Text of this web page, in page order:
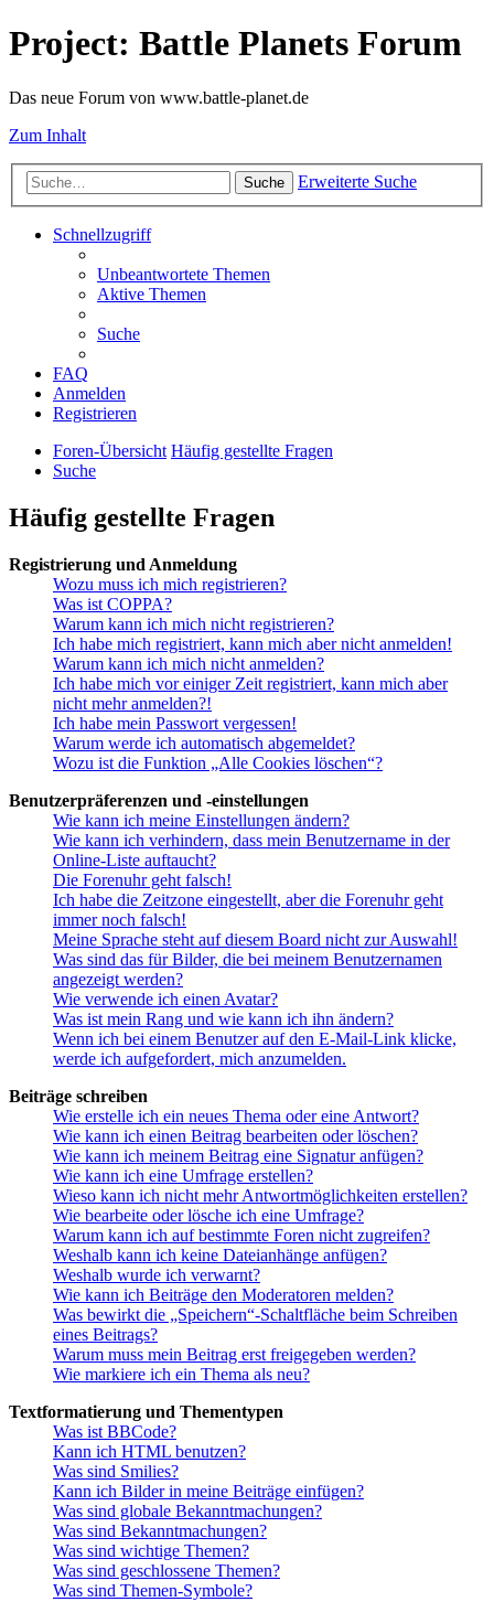
Project: Battle Planets Forum
Das neue Forum von www.battle-planet.de
Zum Inhalt
Suche Erweiterte Suche
Schnellzugriff
Unbeantwortete Themen
Aktive Themen
Suche
FAQ
Anmelden
Registrieren
Foren-Übersicht Häufig gestellte Fragen
Suche
Häufig gestellte Fragen
Registrierung und Anmeldung
Wozu muss ich mich registrieren?
Was ist COPPA?
Warum kann ich mich nicht registrieren?
Ich habe mich registriert, kann mich aber nicht anmelden!
Warum kann ich mich nicht anmelden?
Ich habe mich vor einiger Zeit registriert, kann mich aber
nicht mehr anmelden?!
Ich habe mein Passwort vergessen!
Warum werde ich automatisch abgemeldet?
Wozu ist die Funktion „Alle Cookies löschen“?
Benutzerpräferenzen und -einstellungen
Wie kann ich meine Einstellungen ändern?
Wie kann ich verhindern, dass mein Benutzername in der
Online-Liste auftaucht?
Die Forenuhr geht falsch!
Ich habe die Zeitzone eingestellt, aber die Forenuhr geht
immer noch falsch!
Meine Sprache steht auf diesem Board nicht zur Auswahl!
Was sind das für Bilder, die bei meinem Benutzernamen
angezeigt werden?
Wie verwende ich einen Avatar?
Was ist mein Rang und wie kann ich ihn ändern?
Wenn ich bei einem Benutzer auf den E-Mail-Link klicke,
werde ich aufgefordert, mich anzumelden.
Beiträge schreiben
Wie erstelle ich ein neues Thema oder eine Antwort?
Wie kann ich einen Beitrag bearbeiten oder löschen?
Wie kann ich meinem Beitrag eine Signatur anfügen?
Wie kann ich eine Umfrage erstellen?
Wieso kann ich nicht mehr Antwortmöglichkeiten erstellen?
Wie bearbeite oder lösche ich eine Umfrage?
Warum kann ich auf bestimmte Foren nicht zugreifen?
Weshalb kann ich keine Dateianhänge anfügen?
Weshalb wurde ich verwarnt?
Wie kann ich Beiträge den Moderatoren melden?
Was bewirkt die „Speichern“-Schaltfläche beim Schreiben
eines Beitrags?
Warum muss mein Beitrag erst freigegeben werden?
Wie markiere ich ein Thema als neu?
Textformatierung und Thementypen
Was ist BBCode?
Kann ich HTML benutzen?
Was sind Smilies?
Kann ich Bilder in meine Beiträge einfügen?
Was sind globale Bekanntmachungen?
Was sind Bekanntmachungen?
Was sind wichtige Themen?
Was sind geschlossene Themen?
Was sind Themen-Symbole?